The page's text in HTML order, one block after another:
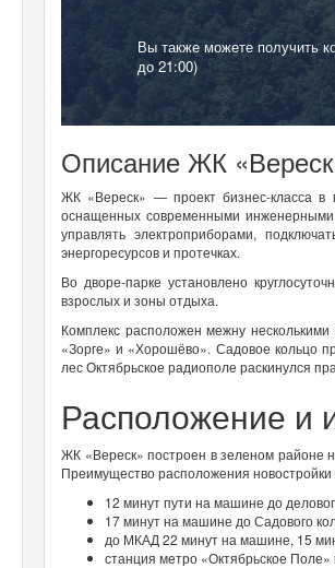
Вы также можете получить
до 21:00)
Описание ЖК
ЖК «Вереск» — проект бизнес-класса
оснащенных современными
управлять электроприборами,
энергоресурсов и протечках.
Во дворе-парке установлено
взрослых и зоны отдыха.
Комплекс расположен межну
«Зорге» и «Хорошёво». Садовое кольцо
лес Октябрьское радиополе раскинулся
Расположение и
ЖК «Вереск» построен в зеленом районе
Преимущество расположения
12 минут пути на машине до
17 минут на машине до Садового
до МКАД 22 минут на машине, 15
станция метро «Октябрьское